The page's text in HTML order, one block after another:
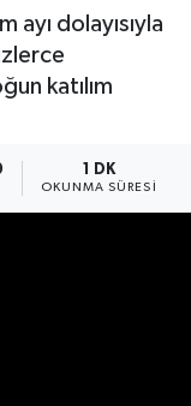
ayı dolayısıyla
katılım
1 DK
OKUNMA SÜRESI